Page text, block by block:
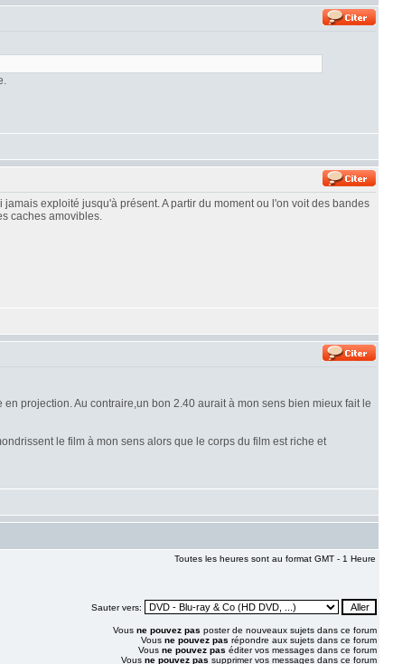
exploité jusqu'à présent. A partir du moment ou l'on voit des bandes
caches amovibles.
projection. Au contraire,un bon 2.40 aurait à mon sens bien mieux fait le
le film à mon sens alors que le corps du film est riche et
Toutes les heures sont au format GMT - 1 Heure
Sauter vers:
Vous ne pouvez pas poster de nouveaux sujets dans ce forum
Vous ne pouvez pas répondre aux sujets dans ce forum
Vous ne pouvez pas éditer vos messages dans ce forum
Vous ne pouvez pas supprimer vos messages dans ce forum